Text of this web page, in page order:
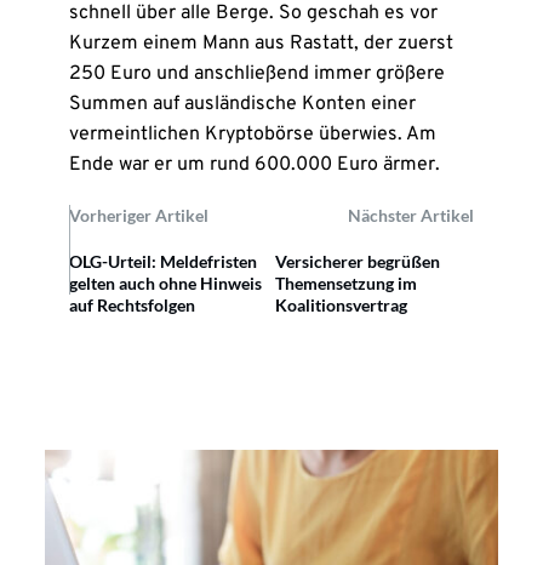
schnell über alle Berge. So geschah es vor
Kurzem einem Mann aus Rastatt, der zuerst
250 Euro und anschließend immer größere
Summen auf ausländische Konten einer
vermeintlichen Kryptobörse überwies. Am
Ende war er um rund 600.000 Euro ärmer.
Vorheriger Artikel Nächster Artikel
OLG-Urteil: Meldefristen
gelten auch ohne Hinweis
auf Rechtsfolgen
Versicherer begrüßen
Themensetzung im
Koalitionsvertrag